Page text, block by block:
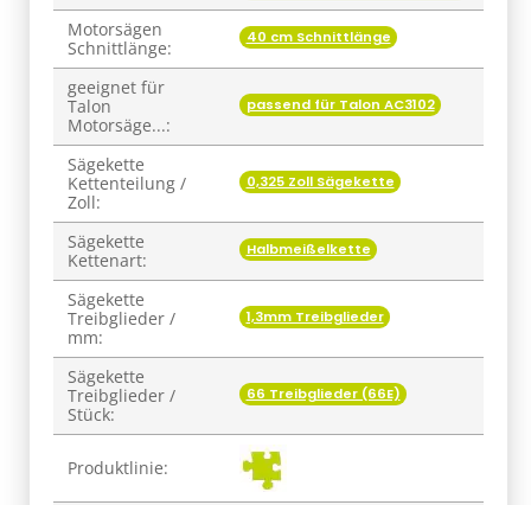
Motorsägen
Schnittlänge:
40 cm Schnittlänge
geeignet für
Talon
Motorsäge...:
passend für Talon AC3102
Sägekette
Kettenteilung /
Zoll:
0,325 Zoll Sägekette
Sägekette
Kettenart:
Halbmeißelkette
Sägekette
Treibglieder /
mm:
1,3mm Treibglieder
Sägekette
Treibglieder /
Stück:
66 Treibglieder (66E)
Produktlinie: